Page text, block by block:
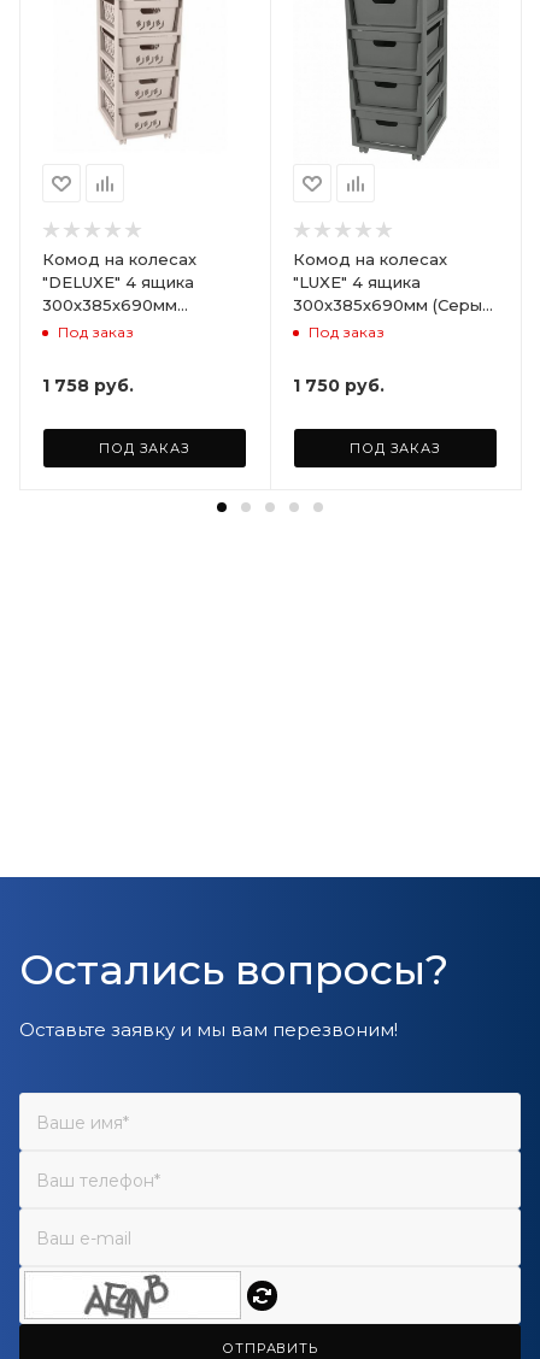
Комод на колесах
"DELUXE" 4 ящика
300х385х690мм
(Светло-бежевый)
Под заказ
1 758 руб.
ПОД ЗАКАЗ
Комод на колесах
"LUXE" 4 ящика
300х385х690мм (Серый)
ARD258086
Под заказ
1 750 руб.
ПОД ЗАКАЗ
Остались вопросы?
Оставьте заявку и мы вам перезвоним!
ОТПРАВИТЬ